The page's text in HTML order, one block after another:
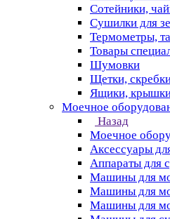
Сотейники,
Сушилки для
Термометры,
Товары
Шумовки
Щетки,
Ящики,
Моечное
Назад
Моечное
Аксессуары
Аппараты для
Машины для
Машины для
Машины для